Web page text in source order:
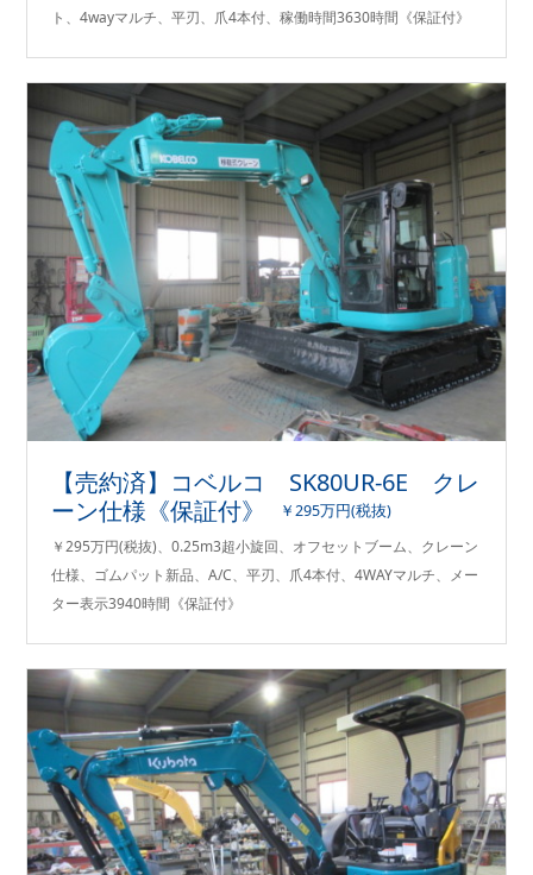
ト、4wayマルチ、平刃、爪4本付、稼働時間3630時間《保証付》
【売約済】コベルコ SK80UR-6E クレ
ーン仕様《保証付》
￥295万円(税抜)
￥295万円(税抜)、0.25m3超小旋回、オフセットブーム、クレーン
仕様、ゴムパット新品、A/C、平刃、爪4本付、4WAYマルチ、メー
ター表示3940時間《保証付》